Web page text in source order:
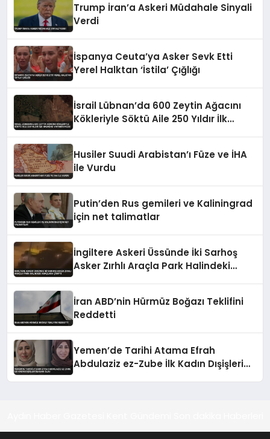
Trump İran’a Askeri Müdahale Sinyali
Verdi
İspanya Ceuta’ya Asker Sevk Etti
Yerel Halktan ‘İstila’ Çığlığı
İsrail Lübnan’da 600 Zeytin Ağacını
Kökleriyle Söktü Aile 250 Yıldır İlk
Husiler Suudi Arabistan’ı Füze ve İHA
ile Vurdu
Putin’den Rus gemileri ve Kaliningrad
için net talimatlar
İngiltere Askeri Üssünde İki Sarhoş
Asker Zırhlı Araçla Park Halindeki
İran ABD’nin Hürmüz Boğazı Teklifini
Reddetti
Yemen’de Tarihi Atama Efrah
Abdulaziz ez-Zube İlk Kadın Dışişleri